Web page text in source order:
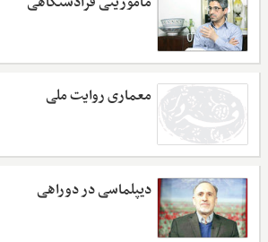
معماری روایت ملی
دیپلماسی در دوراهی